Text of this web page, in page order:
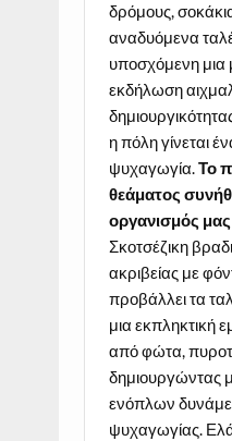
δρόμους,
αναδυόμενα
υποσχόμενη μια
εκδήλωση
η πόλη γίνεται
ψυχαγωγία.Το
θεάματος
οργανισμός μας
Σκοτσέζικη
ακριβείας με
προβάλλει τα
μια εκπληκτική
από φώτα,
δημιουργώντας
ενόπλων
ψυχαγωγίας.